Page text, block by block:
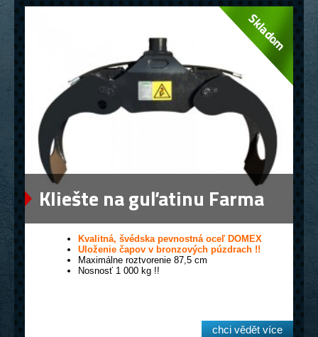
Kliešte na guľatinu Farma
0,12
Kvalitná, švédska pevnostná oceľ DOMEX
Uloženie čapov v bronzových púzdrach !!
Maximálne roztvorenie 87,5 cm
Nosnosť 1 000 kg !!
chci vědět více